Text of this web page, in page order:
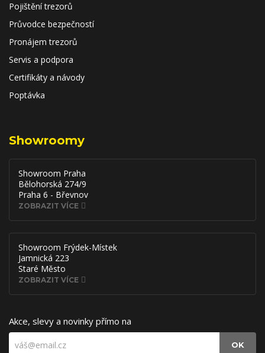
Pojištění trezorů
Průvodce bezpečností
Pronájem trezorů
Servis a podpora
Certifikáty a návody
Poptávka
Showroomy
Showroom Praha
Bělohorská 274/9
Praha 6 - Břevnov
ZOBRAZIT VÍCE
Showroom Frýdek-Místek
Jamnická 223
Staré Město
ZOBRAZIT VÍCE
Akce, slevy a novinky přímo na
OK